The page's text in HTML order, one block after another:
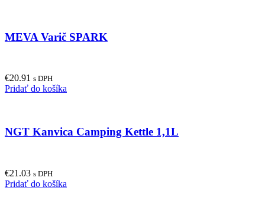
MEVA Varič SPARK
€20.91 s DPH
Pridať do košíka
NGT Kanvica Camping Kettle 1,1L
€21.03 s DPH
Pridať do košíka